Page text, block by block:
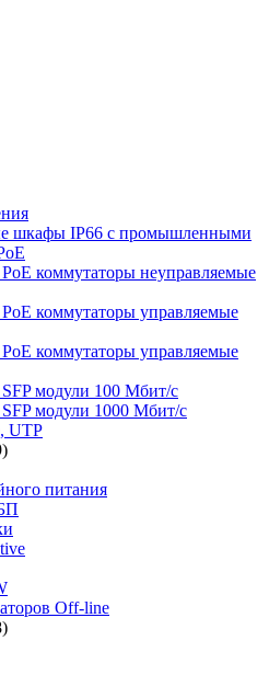
шкафы IP66 c промышленными
коммутаторы неуправляемые
коммутаторы управляемые
коммутаторы управляемые
модули 100 Мбит/c
модули 1000 Мбит/c
UTP
питания
Off-line